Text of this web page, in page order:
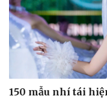
150 mẫu nhí tái